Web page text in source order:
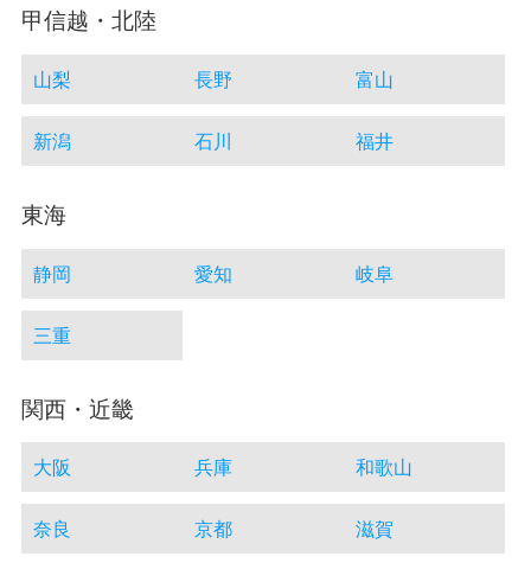
甲信越・北陸
山梨 長野 富山
新潟 石川 福井
東海
静岡 愛知 岐阜
三重
関西・近畿
大阪 兵庫 和歌山
奈良 京都 滋賀